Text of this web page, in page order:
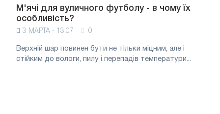
М'ячі для вуличного футболу - в чому їх
особливість?
3 МАРТА - 13:07 0
Верхній шар повинен бути не тільки міцним, але і
стійким до вологи, пилу і перепадів температури...